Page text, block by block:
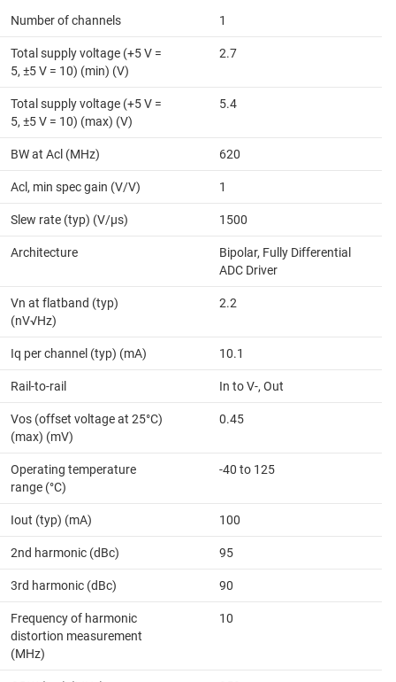
Number of channels 1
Total supply voltage (+5 V =
5, ±5 V = 10) (min) (V)
2.7
Total supply voltage (+5 V =
5, ±5 V = 10) (max) (V)
5.4
BW at Acl (MHz) 620
Acl, min spec gain (V/V) 1
Slew rate (typ) (V/µs) 1500
Architecture
Bipolar, Fully Differential
ADC Driver
Vn at flatband (typ)
(nV√Hz)
2.2
Iq per channel (typ) (mA) 10.1
Rail-to-rail In to V-, Out
Vos (offset voltage at 25°C)
(max) (mV)
0.45
Operating temperature
range (°C)
-40 to 125
Iout (typ) (mA) 100
2nd harmonic (dBc) 95
3rd harmonic (dBc) 90
Frequency of harmonic
distortion measurement
(MHz)
10